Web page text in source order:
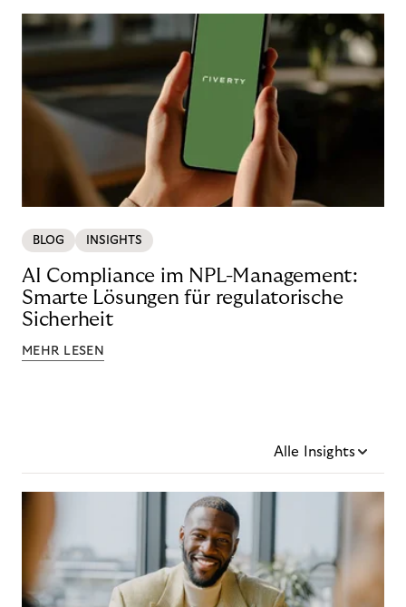
BLOG INSIGHTS
AI Compliance im NPL-Management:
Smarte Lösungen für regulatorische
Sicherheit
MEHR LESEN
Alle Insights